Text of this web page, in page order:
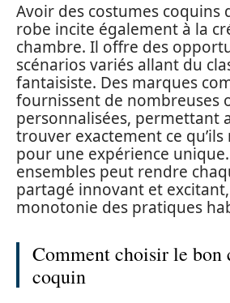
Avoir des costumes coquins
robe incite également à la
chambre. Il offre des
scénarios variés allant du
fantaisiste. Des marques
fournissent de nombreuses
personnalisées, permettant
trouver exactement ce
pour une expérience unique.
ensembles peut rendre
partagé innovant et
monotonie des pratiques
Comment choisir le bon
coquin